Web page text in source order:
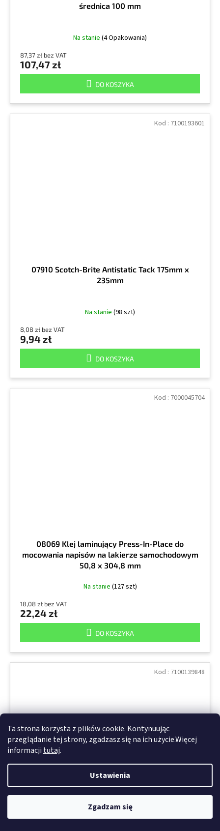
Ta strona korzysta z plików cookie. Kontynuując
przeglądanie tej strony, zgadzasz się na ich użycie.Więcej
informacji tutaj.
Ustawienia
Zgadzam się
średnica 100 mm
Na stanie (4 Opakowania)
87,37 zł bez VAT
107,47 zł
DO KOSZYKA
07910 Scotch-Brite Antistatic Tack 175mm x
235mm
Na stanie (98 szt)
8,08 zł bez VAT
9,94 zł
DO KOSZYKA
Kod : 7100193601
08069 Klej laminujący Press-In-Place do
mocowania napisów na lakierze samochodowym
50,8 x 304,8 mm
Na stanie (127 szt)
18,08 zł bez VAT
22,24 zł
DO KOSZYKA
Kod : 7000045704
08080 Uniwersalny klej w sprayu 500ml, do
Kod : 7100139848